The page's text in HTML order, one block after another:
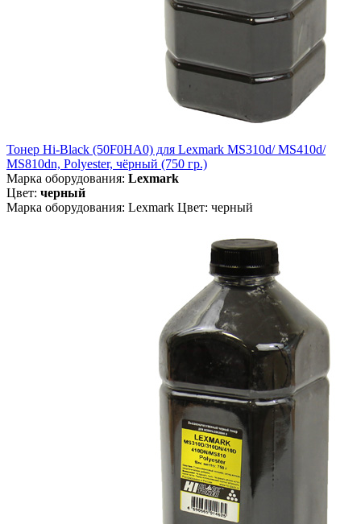
Тонер Hi-Black (50F0HA0) для Lexmark MS310d/ MS410d/
MS810dn, Polyester, чёрный (750 гр.)
Марка оборудования: Lexmark
Цвет: черный
Марка оборудования: Lexmark Цвет: черный